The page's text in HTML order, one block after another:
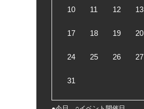
10 11 12 13
17 18 19 20
24 25 26 27
31